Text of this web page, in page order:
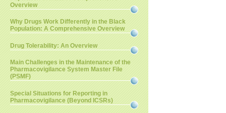
Overview
Why Drugs Work Differently in the Black
Population: A Comprehensive Overview
Drug Tolerability: An Overview
Main Challenges in the Maintenance of the
Pharmacovigilance System Master File
(PSMF)
Special Situations for Reporting in
Pharmacovigilance (Beyond ICSRs)